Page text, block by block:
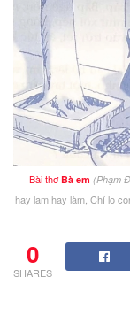
Bài thơBà em (Phạm
hay lam hay làm, Chỉ lo
0
SHARES